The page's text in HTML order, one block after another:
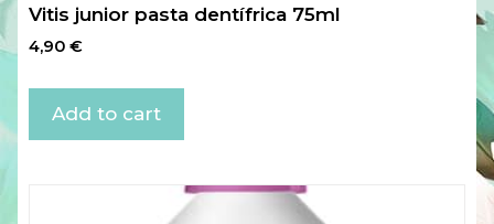
Vitis junior pasta dentífrica 75ml
4,90 €
Add to cart